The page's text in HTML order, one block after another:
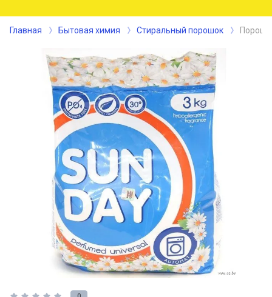
Главная Бытовая химия Стиральный порошок